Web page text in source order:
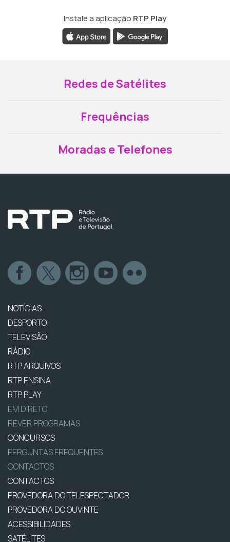
Instale a aplicação RTP Play
Redes de Satélites
Frequências
Moradas e Telefones
NOTÍCIAS
DESPORTO
TELEVISÃO
RÁDIO
RTP ARQUIVOS
RTP ENSINA
RTP PLAY
EM DIRETO
REVER PROGRAMAS
CONCURSOS
PERGUNTAS FREQUENTES
CONTACTOS
CONTACTOS
PROVEDORA DO TELESPECTADOR
PROVEDORA DO OUVINTE
ACESSIBILIDADES
SATÉLITES